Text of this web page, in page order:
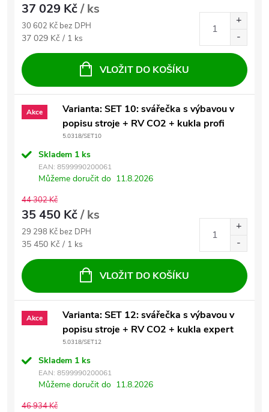
37 029 Kč/ ks
30 602 Kč bez DPH
Měrná cena:
37 029 Kč / 1 ks
VLOŽIT DO KOŠÍKU
Akce
Varianta: SET 10: svářečka s výbavou v
popisu stroje + RV CO2 + kukla profi
5.0318/SET10
Skladem 1 ks
EAN: 8599990200061
Můžeme doručit do 11.8.2026
44 302 Kč
35 450 Kč/ ks
29 298 Kč bez DPH
Měrná cena:
35 450 Kč / 1 ks
VLOŽIT DO KOŠÍKU
Akce
Varianta: SET 12: svářečka s výbavou v
popisu stroje + RV CO2 + kukla expert
5.0318/SET12
Skladem 1 ks
EAN: 8599990200061
Můžeme doručit do 11.8.2026
46 934 Kč